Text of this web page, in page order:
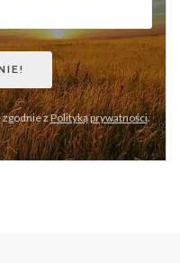
zgodnie zPolityką prywatności.